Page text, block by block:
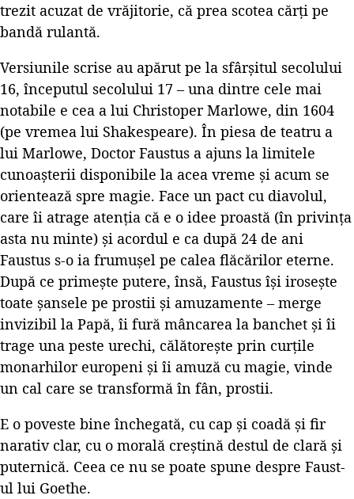
trezit acuzat de vrăjitorie, că prea scotea cărți pe
bandă rulantă.
Versiunile scrise au apărut pe la sfârșitul secolului
16, începutul secolului 17 – una dintre cele mai
notabile e cea a lui Christoper Marlowe, din 1604
(pe vremea lui Shakespeare). În piesa de teatru a
lui Marlowe, Doctor Faustus a ajuns la limitele
cunoașterii disponibile la acea vreme și acum se
orientează spre magie. Face un pact cu diavolul,
care îi atrage atenția că e o idee proastă (în privința
asta nu minte) și acordul e ca după 24 de ani
Faustus s-o ia frumușel pe calea flăcărilor eterne.
După ce primește putere, însă, Faustus își irosește
toate șansele pe prostii și amuzamente – merge
invizibil la Papă, îi fură mâncarea la banchet și îi
trage una peste urechi, călătorește prin curțile
monarhilor europeni și îi amuză cu magie, vinde
un cal care se transformă în fân, prostii.
E o poveste bine închegată, cu cap și coadă și fir
narativ clar, cu o morală creștină destul de clară și
puternică. Ceea ce nu se poate spune despre Faust-
ul lui Goethe.